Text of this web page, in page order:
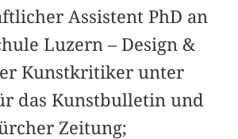
Assistent PhD an
Luzern – Design &
Kunstkritiker unter
das Kunstbulletin und
Zeitung;